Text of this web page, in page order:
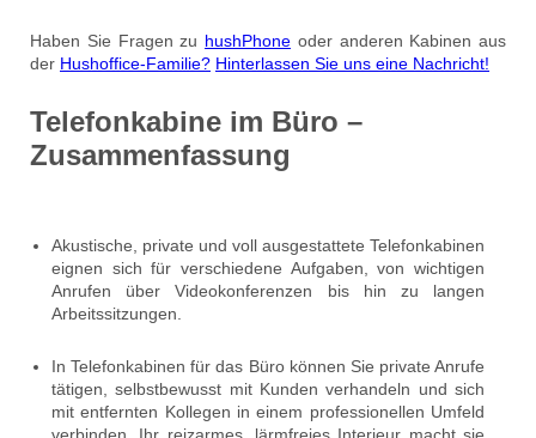
Haben Sie Fragen zu hushPhone oder anderen Kabinen aus
der Hushoffice-Familie? Hinterlassen Sie uns eine Nachricht!
Telefonkabine im Büro –
Zusammenfassung
Akustische, private und voll ausgestattete Telefonkabinen
eignen sich für verschiedene Aufgaben, von wichtigen
Anrufen über Videokonferenzen bis hin zu langen
Arbeitssitzungen.
In Telefonkabinen für das Büro können Sie private Anrufe
tätigen, selbstbewusst mit Kunden verhandeln und sich
mit entfernten Kollegen in einem professionellen Umfeld